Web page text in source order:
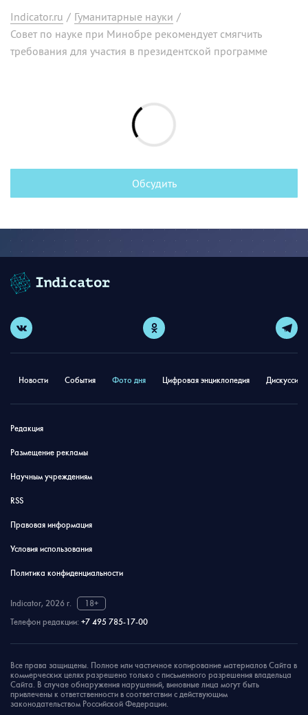
Indicator.ru / Гуманитарные науки /
Совет по науке при Минобре рекомендует смягчить
требования для участия в президентской программе
Обсудить
Новости События Фото дня Цифровая энциклопедия
Редакция
Размещение рекламы
Научным учреждениям
RSS
Правовая информация
Условия использования
Политика конфиденциальности
Indicator, 2026 г.
18+
Телефон редакции: +7 495 785-17-00
Все права защищены. Полное или частичное копирование материалов Сайта в
коммерческих целях разрешено только с письменного разрешения владельца
Сайта. В случае обнаружения нарушений, виновные лица могут быть
привлечены к ответственности в соответствии с действующим
законодательством Российской Федерации.